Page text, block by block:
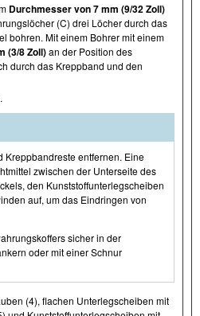
Durchmesser von 7 mm (9/32 Zoll)
(C) drei Löcher durch das
bohren. Mit einem Bohrer mit einem
(3/8 Zoll)an der Position des
durch das Kreppband und den
Kreppbandreste entfernen. Eine
zwischen der Unterseite des
den Kunststoffunterlegscheiben
auf, um das Eindringen von
sicher in der
oder mit einer Schnur
(4), flachen Unterlegscheiben mit